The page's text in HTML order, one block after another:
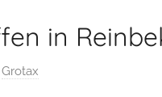
in
Grotax